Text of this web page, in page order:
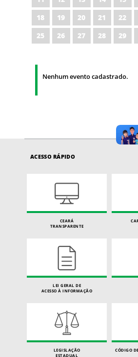
18
19 20 21 22
25
26 27 28 29
Nenhum evento cadastrado.
ACESSO RÁPIDO
CEARÁ
TRANSPARENTE
LEI GERAL DE
ACESSO À INFORMAÇÃO
LEGISLAÇÃO
ESTADUAL
CÓDIGO